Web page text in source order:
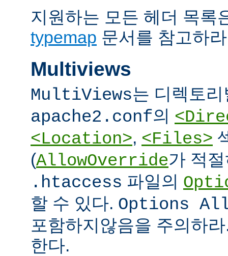
지원하는 모든 헤더 목록
typemap 문서를 참고하
Multiviews
MultiViews는 디렉토
apache2.conf의
<Location>, <Files>
(AllowOverride가 적
.htaccess 파일의
할 수 있다. Options
포함하지않음을 주의하
한다.